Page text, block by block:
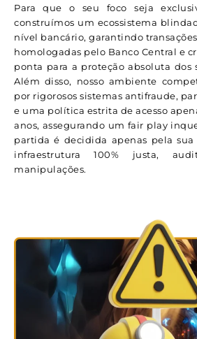
Para que o seu foco seja
construímos um ecossistema
nível bancário, garantindo
homologadas pelo Banco Central e
ponta para a proteção absoluta dos
Além disso, nosso ambiente
por rigorosos sistemas antifraude,
e uma política estrita de acesso
anos, assegurando um fair play
partida é decidida apenas pela
infraestrutura 100% justa,
manipulações.